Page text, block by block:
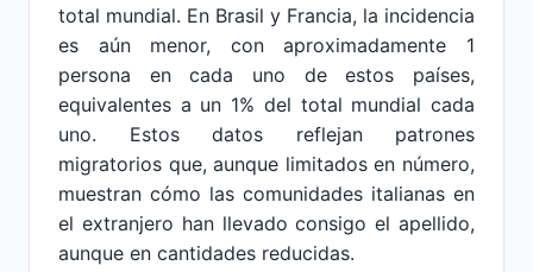
total mundial. En Brasil y Francia, la incidencia
es aún menor, con aproximadamente 1
persona en cada uno de estos países,
equivalentes a un 1% del total mundial cada
uno. Estos datos reflejan patrones
migratorios que, aunque limitados en número,
muestran cómo las comunidades italianas en
el extranjero han llevado consigo el apellido,
aunque en cantidades reducidas.